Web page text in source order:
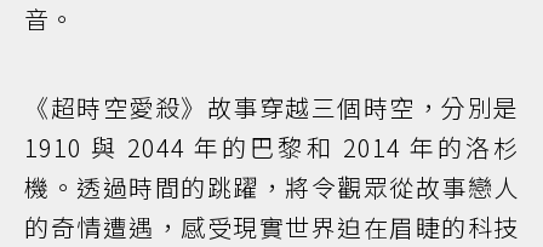
音。
《超時空愛殺》故事穿越三個時空，分別是
1910 與 2044 年的巴黎和 2014 年的洛杉
機。透過時間的跳躍，將令觀眾從故事戀人
的奇情遭遇，感受現實世界迫在眉睫的科技